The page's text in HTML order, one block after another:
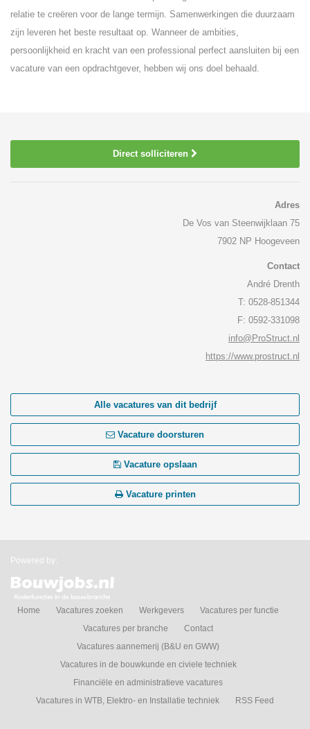
relatie te creëren voor de lange termijn. Samenwerkingen die duurzaam
zijn leveren het beste resultaat op. Wanneer de ambities,
persoonlijkheid en kracht van een professional perfect aansluiten bij een
vacature van een opdrachtgever, hebben wij ons doel behaald.
Direct solliciteren
Adres
De Vos van Steenwijklaan 75
7902 NP Hoogeveen
Contact
André Drenth
T: 0528-851344
F: 0592-331098
info@ProStruct.nl
https://www.prostruct.nl
Alle vacatures van dit bedrijf
Vacature doorsturen
Vacature opslaan
Vacature printen
Powered by:
Home Vacatures zoeken Werkgevers
Vacatures per functie
Vacatures per branche
Contact
Vacatures aannemerij (B&U en GWW)
Vacatures in de bouwkunde en civiele techniek
Financiële en administratieve vacatures
Vacatures in WTB, Elektro- en Installatie techniek
RSS Feed